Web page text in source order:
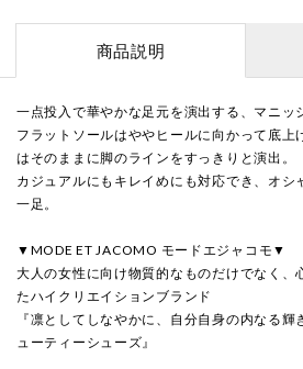
商品説明
一点投入で華やかな足元を演出する、マニッ
フラットソールはややヒールに向かって底上
はそのままに脚のラインをすっきりと演出。
カジュアルにもキレイめにも対応でき、オシ
一足。
▼MODE ET JACOMO モードエジャコモ▼
大人の女性に向け物質的なものだけでなく、
たハイクリエイションブランド
『凛としてしなやかに、自分自身の内なる
ューティーシューズ』